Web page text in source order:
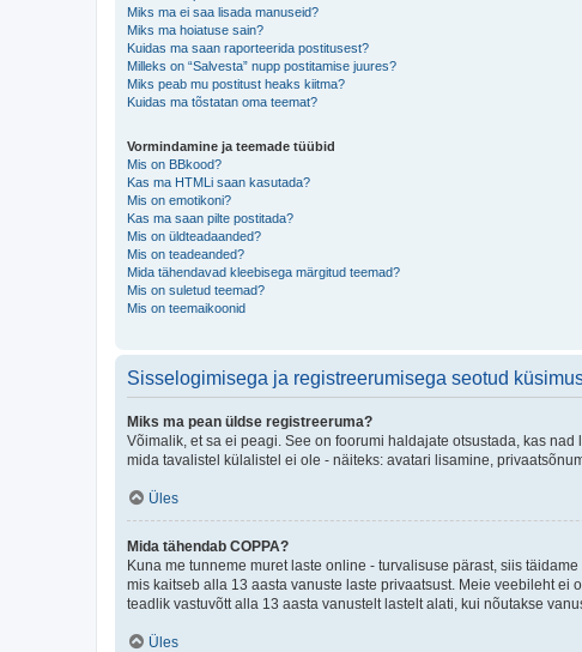
Miks ma ei saa lisada manuseid?
Miks ma hoiatuse sain?
Kuidas ma saan raporteerida postitusest?
Milleks on “Salvesta” nupp postitamise juures?
Miks peab mu postitust heaks kiitma?
Kuidas ma tõstatan oma teemat?
Vormindamine ja teemade tüübid
Mis on BBkood?
Kas ma HTMLi saan kasutada?
Mis on emotikoni?
Kas ma saan pilte postitada?
Mis on üldteadaanded?
Mis on teadeanded?
Mida tähendavad kleebisega märgitud teemad?
Mis on suletud teemad?
Mis on teemaikoonid
Sisselogimisega ja registreerumisega seotud
Miks ma pean üldse registreeruma?
Võimalik, et sa ei peagi. See on foorumi haldajate otsustada, kas
mida tavalistel külalistel ei ole - näiteks: avatari lisamine,
Üles
Mida tähendab COPPA?
Kuna me tunneme muret laste online - turvalisuse pärast, siis
mis kaitseb alla 13 aasta vanuste laste privaatsust. Meie veebileht
teadlik vastuvõtt alla 13 aasta vanustelt lastelt alati, kui nõutakse
Üles